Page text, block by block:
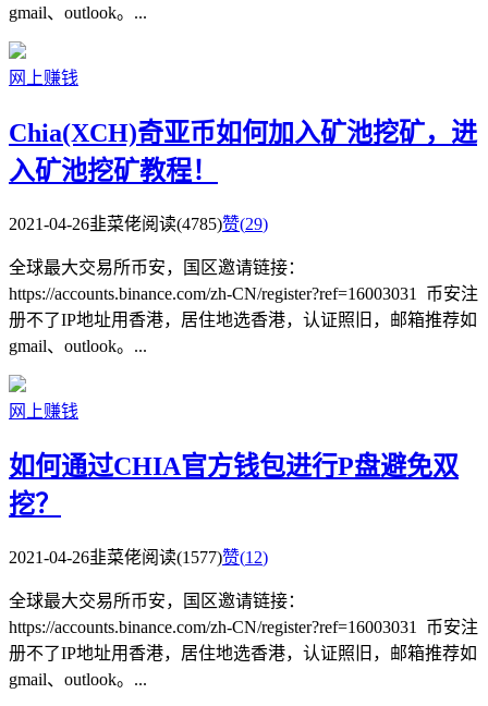
gmail、outlook。...
网上赚钱
Chia(XCH)奇亚币如何加入矿池挖矿，进
入矿池挖矿教程！
2021-04-26韭菜佬阅读(4785)赞(29)
全球最大交易所币安，国区邀请链接：
https://accounts.binance.com/zh-CN/register?ref=16003031 币安注
册不了IP地址用香港，居住地选香港，认证照旧，邮箱推荐如
gmail、outlook。...
网上赚钱
如何通过CHIA官方钱包进行P盘避免双
挖？
2021-04-26韭菜佬阅读(1577)赞(12)
全球最大交易所币安，国区邀请链接：
https://accounts.binance.com/zh-CN/register?ref=16003031 币安注
册不了IP地址用香港，居住地选香港，认证照旧，邮箱推荐如
gmail、outlook。...